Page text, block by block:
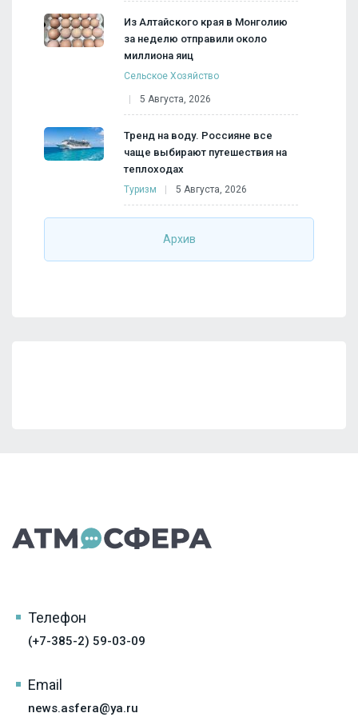
Из Алтайского края в Монголию
за неделю отправили около
миллиона яиц
Сельское Хозяйство
5 Августа, 2026
Тренд на воду. Россияне все
чаще выбирают путешествия на
теплоходах
Туризм 5 Августа, 2026
Архив
Телефон
(+7-385-2) 59-03-09
Email
news.asfera@ya.ru